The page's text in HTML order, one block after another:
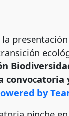
by